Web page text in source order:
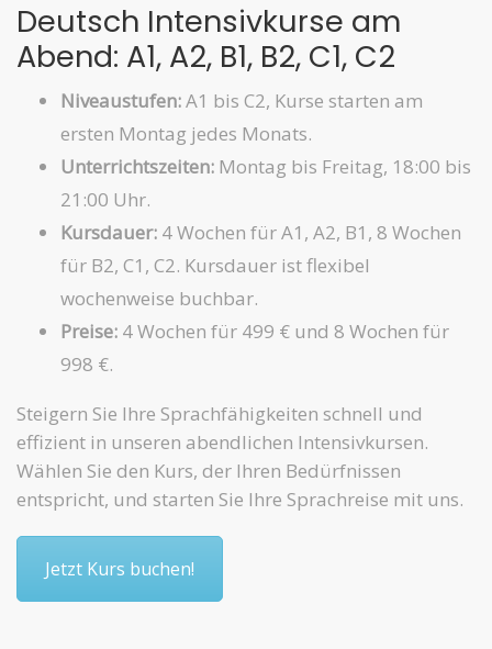
Deutsch Intensivkurse am
Abend: A1, A2, B1, B2, C1, C2
Niveaustufen:A1 bis C2, Kurse starten am
ersten Montag jedes Monats.
Unterrichtszeiten:Montag bis Freitag, 18:00 bis
21:00 Uhr.
Kursdauer:4 Wochen für A1, A2, B1, 8 Wochen
für B2, C1, C2. Kursdauer ist flexibel
wochenweise buchbar.
Preise:4 Wochen für 499 € und 8 Wochen für
998 €.
Steigern Sie Ihre Sprachfähigkeiten schnell und
effizient in unseren abendlichen Intensivkursen.
Wählen Sie den Kurs, der Ihren Bedürfnissen
entspricht, und starten Sie Ihre Sprachreise mit uns.
Jetzt Kurs buchen!